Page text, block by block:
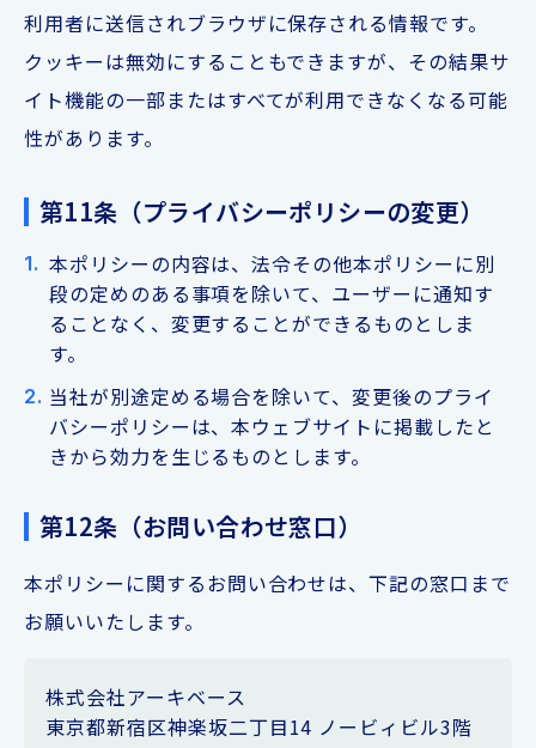
利用者に送信されブラウザに保存される情報です。
クッキーは無効にすることもできますが、その結果サ
イト機能の一部またはすべてが利用できなくなる可能
性があります。
第11条（プライバシーポリシーの変更）
本ポリシーの内容は、法令その他本ポリシーに別
段の定めのある事項を除いて、ユーザーに通知す
ることなく、変更することができるものとしま
す。
当社が別途定める場合を除いて、変更後のプライ
バシーポリシーは、本ウェブサイトに掲載したと
きから効力を生じるものとします。
第12条（お問い合わせ窓口）
本ポリシーに関するお問い合わせは、下記の窓口まで
お願いいたします。
株式会社アーキベース
東京都新宿区神楽坂二丁目14 ノービィビル3階